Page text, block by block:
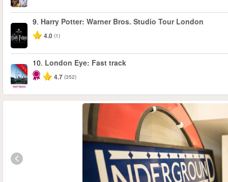
9. Harry Potter: Warner Bros. Studio Tour London
4.0 (1)
-15%
10. London Eye: Fast track
4.7 (352)